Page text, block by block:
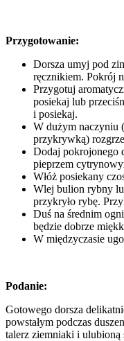
Przygotowanie:
Dorsza umyj pod
ręcznikiem. Pokrój
Przygotuj
posiekaj lub
i posiekaj.
W dużym naczyniu
przykrywką)
Dodaj pokrojonego
pieprzem
Włóż posiekany
Wlej bulion rybny
przykryło rybę.
Duś na średnim
będzie dobrze
W międzyczasie
Podanie:
Gotowego dorsza
powstałym podczas
talerz ziemniaki i ulubioną